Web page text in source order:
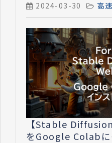
2024-03-30 高
【Stable
をGoogle Colabに